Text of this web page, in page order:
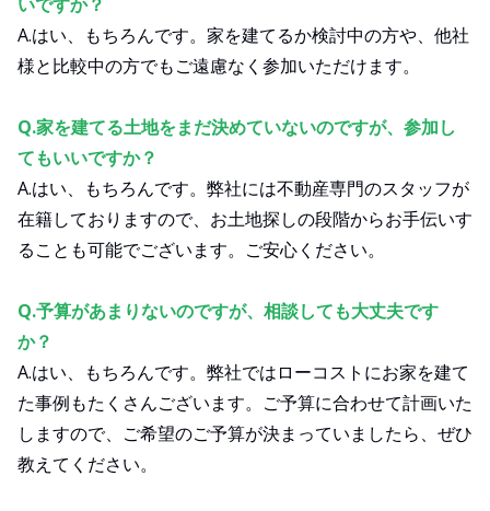
A.はい、もちろんです。家を建てるか検討中の方や、他社
様と比較中の方でもご遠慮なく参加いただけます。
Q.家を建てる土地をまだ決めていないのですが、参加し
てもいいですか？
A.はい、もちろんです。弊社には不動産専門のスタッフが
在籍しておりますので、お土地探しの段階からお手伝いす
ることも可能でございます。ご安心ください。
Q.予算があまりないのですが、相談しても大丈夫です
か？
A.はい、もちろんです。弊社ではローコストにお家を建て
た事例もたくさんございます。ご予算に合わせて計画いた
しますので、ご希望のご予算が決まっていましたら、ぜひ
教えてください。